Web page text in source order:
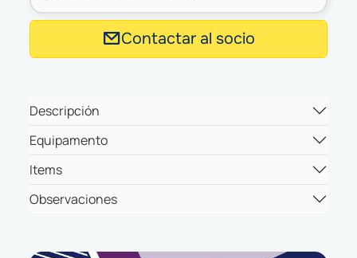
Contactar al socio
Descripción
Equipamento
Items
Observaciones